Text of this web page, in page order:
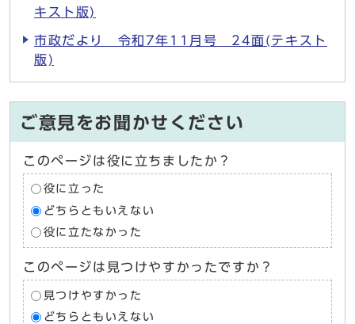
キスト版)
市政だより 令和7年11月号 24面(テキスト
版)
ご意見をお聞かせください
このページは役に立ちましたか？
役に立った
どちらともいえない
役に立たなかった
このページは見つけやすかったですか？
見つけやすかった
どちらともいえない